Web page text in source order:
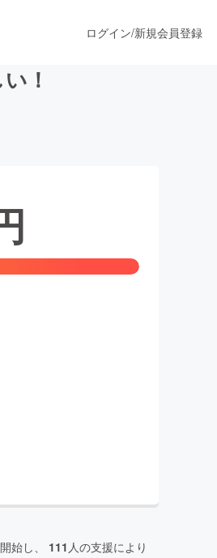
ログイン/新規会員登録
！
始し、 111 人の支援により